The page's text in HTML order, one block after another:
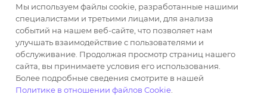
Любая информация на сайте носит справочный
характер и не является публичной офертой
определяемой положениями пункта 2 статьи 437
Гражданского кодекса Российской Федерации.
Использование любых материалов, опубликованных
на https://opt-milena.ru, допустимо только при
наличии письменного разрешения редакции и
Мы используем файлы cookie, разработанные нашими
специалистами и третьими лицами, для анализа
событий на нашем веб-сайте, что позволяет нам
улучшать взаимодействие с пользователями и
обслуживание. Продолжая просмотр страниц нашего
сайта, вы принимаете условия его использования.
Более подробные сведения смотрите в нашей
Политике в отношении файлов Cookie